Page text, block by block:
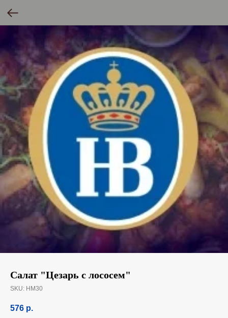
Салат "Цезарь с лососем"
SKU: НМ30
576 р.